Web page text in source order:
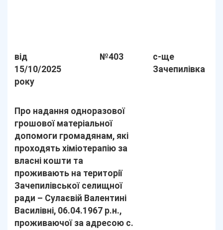
від
15/10/2025
року
№403
с-ще
Зачепилівка
Про надання одноразової
грошової матеріальної
допомоги громадянам, які
проходять хіміотерапію за
власні кошти та
проживають на території
Зачепилівської селищної
ради – Сулаєвій Валентині
Василівні, 06.04.1967 р.н.,
проживаючої за адресою с.